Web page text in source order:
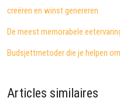
creëren en winst genereren
De meest memorabele
Budsjettmetoder die je helpen
Articles similaires